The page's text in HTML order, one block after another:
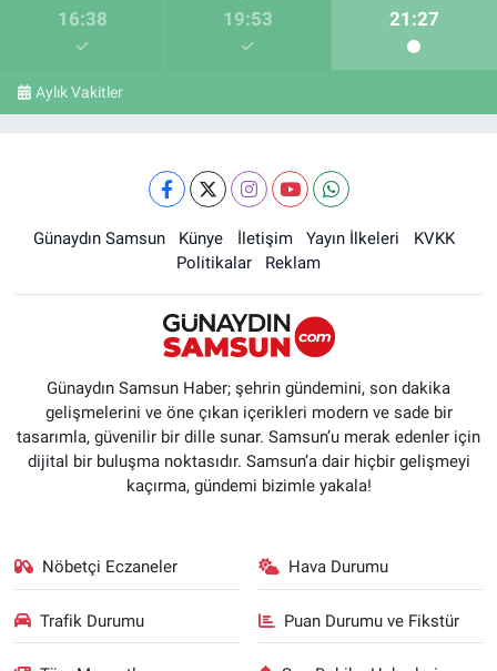
16:38 19:53 21:27
Aylık Vakitler
Günaydın Samsun Künye İletişim Yayın İlkeleri
KVKK
Politikalar
Reklam
Günaydın Samsun Haber; şehrin gündemini, son dakika
gelişmelerini ve öne çıkan içerikleri modern ve sade bir
tasarımla, güvenilir bir dille sunar. Samsun’u merak edenler için
dijital bir buluşma noktasıdır. Samsun’a dair hiçbir gelişmeyi
kaçırma, gündemi bizimle yakala!
Nöbetçi Eczaneler Hava Durumu
Trafik Durumu Puan Durumu ve Fikstür